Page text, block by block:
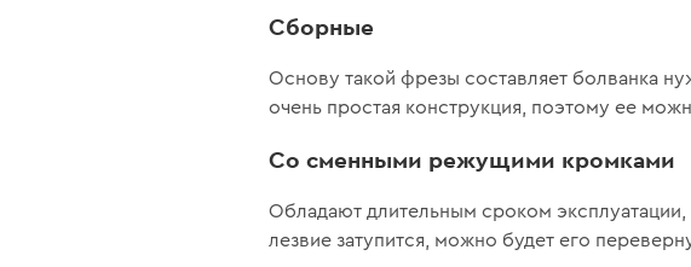
Сборные
Основу такой фрезы составляет болванка
очень простая конструкция, поэтому ее
Со сменными режущими кромками
Обладают длительным сроком
лезвие затупится, можно будет его